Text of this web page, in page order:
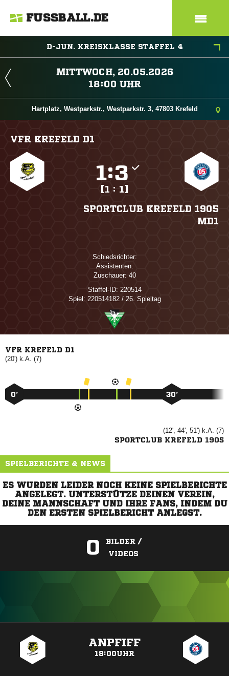
FUSSBALL.DE
D-JUN. KREISKLASSE STAFFEL 4
 
 
Hartplatz, Westparkstr., Westparkstr. 3, 47803 Krefeld
VFR KREFELD D1
:
[1 : 1]
SPORTCLUB KREFELD 1905
MD1
Schiedsrichter:
Assistenten:
Zuschauer: 40
Staffel-ID: 220514
Spiel: 220514182 / 26. Spieltag
VFR KREFELD D1
(20') k.A. (7)
0’ 30’
(12', 44', 51') k.A. (7)
SPORTCLUB KREFELD 1905
SPIELBERICHTE & NEWS
ES WURDEN LEIDER NOCH KEINE SPIELBERICHTE
ANGELEGT. UNTERSTÜTZE DEINEN VEREIN,
DEINE MANNSCHAFT UND IHRE FANS, INDEM DU
DEN ERSTEN SPIELBERICHT ANLEGST.
0
BILDER /
VIDEOS
ANPFIFF
18:00UHR